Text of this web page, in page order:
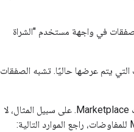
في واجهة مستخدم "الشراة
يتم عرضها حاليًا. تشبه الصفقات
اعتمادًا على نوع الصفقة التي تتفاوض بشأنها، قد يختلف السلوك بين موارد واجهة برمجة التطبيقات Marketplace. على سبيل المثال، لا